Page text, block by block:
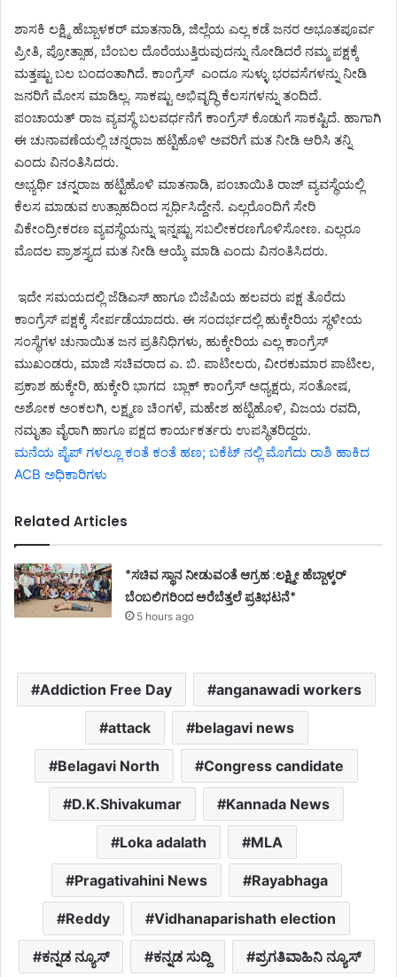
ಶಾಸಕಿ ಲಕ್ಷ್ಮಿ ಹೆಬ್ಬಾಳಕರ್ ಮಾತನಾಡಿ, ಜಿಲ್ಲೆಯ ಎಲ್ಲ ಕಡೆ ಜನರ ಅಭೂತಪೂರ್ವ
ಪ್ರೀತಿ, ಪ್ರೋತ್ಸಾಹ, ಬೆಂಬಲ ದೊರೆಯುತ್ತಿರುವದನ್ನು ನೋಡಿದರೆ ನಮ್ಮ ಪಕ್ಷಕ್ಕೆ
ಮತ್ತಷ್ಟು ಬಲ ಬಂದಂತಾಗಿದೆ. ಕಾಂಗ್ರೆಸ್ ಎಂದೂ ಸುಳ್ಳು ಭರವಸೆಗಳನ್ನು ನೀಡಿ
ಜನರಿಗೆ ಮೋಸ ಮಾಡಿಲ್ಲ. ಸಾಕಷ್ಟು ಅಭಿವೃದ್ಧಿ ಕೆಲಸಗಳನ್ನು ತಂದಿದೆ.
ಪಂಚಾಯತ್ ರಾಜ ವ್ಯವಸ್ಥೆ ಬಲವರ್ಧನೆಗೆ ಕಾಂಗ್ರೆಸ್ ಕೊಡುಗೆ ಸಾಕಷ್ಟಿದೆ. ಹಾಗಾಗಿ
ಈ ಚುನಾವಣೆಯಲ್ಲಿ ಚನ್ನರಾಜ ಹಟ್ಟಿಹೊಳಿ ಅವರಿಗೆ ಮತ ನೀಡಿ ಆರಿಸಿ ತನ್ನಿ
ಎಂದು ವಿನಂತಿಸಿದರು.
ಅಭ್ಯರ್ಥಿ ಚನ್ನರಾಜ ಹಟ್ಟಿಹೊಳಿ ಮಾತನಾಡಿ, ಪಂಚಾಯಿತಿ ರಾಜ್ ವ್ಯವಸ್ಥೆಯಲ್ಲಿ
ಕೆಲಸ ಮಾಡುವ ಉತ್ಸಾಹದಿಂದ ಸ್ಪರ್ಧಿಸಿದ್ದೇನೆ. ಎಲ್ಲರೊಂದಿಗೆ ಸೇರಿ
ವಿಕೇಂದ್ರೀಕರಣ ವ್ಯವಸ್ಥೆಯನ್ನು ಇನ್ನಷ್ಟು ಸಬಲೀಕರಣಗೊಳಿಸೋಣ. ಎಲ್ಲರೂ
ಮೊದಲ ಪ್ರಾಶಸ್ತ್ಯದ ಮತ ನೀಡಿ ಆಯ್ಕೆ ಮಾಡಿ ಎಂದು ವಿನಂತಿಸಿದರು.
ಇದೇ ಸಮಯದಲ್ಲಿ ಜೆಡಿಎಸ್ ಹಾಗೂ ಬಿಜೆಪಿಯ ಹಲವರು ಪಕ್ಷ ತೊರೆದು
ಕಾಂಗ್ರೆಸ್ ಪಕ್ಷಕ್ಕೆ ಸೇರ್ಪಡೆಯಾದರು. ಈ ಸಂದರ್ಭದಲ್ಲಿ ಹುಕ್ಕೇರಿಯ ಸ್ಥಳೀಯ
ಸಂಸ್ಥೆಗಳ ಚುನಾಯಿತ ಜನ ಪ್ರತಿನಿಧಿಗಳು, ಹುಕ್ಕೇರಿಯ ಎಲ್ಲ ಕಾಂಗ್ರೆಸ್
ಮುಖಂಡರು, ಮಾಜಿ ಸಚಿವರಾದ ಎ. ಬಿ. ಪಾಟೀಲರು, ವೀರಕುಮಾರ ಪಾಟೀಲ,
ಪ್ರಕಾಶ ಹುಕ್ಕೇರಿ, ಹುಕ್ಕೇರಿ ಭಾಗದ ಬ್ಲಾಕ್ ಕಾಂಗ್ರೆಸ್ ಅಧ್ಯಕ್ಷರು, ಸಂತೋಷ,
ಅಶೋಕ ಅಂಕಲಗಿ, ಲಕ್ಷ್ಮಣ ಚಿಂಗಳೆ, ಮಹೇಶ ಹಟ್ಟಿಹೊಳಿ, ವಿಜಯ ರವದಿ,
ನಮೃತಾ ವೈರಾಗಿ ಹಾಗೂ ಪಕ್ಷದ ಕಾರ್ಯಕರ್ತರು ಉಪಸ್ಥಿತರಿದ್ದರು.
ಮನೆಯ ಪೈಪ್ ಗಳಲ್ಲೂ ಕಂತೆ ಕಂತೆ ಹಣ; ಬಕೆಟ್ ನಲ್ಲಿ ಮೊಗೆದು ರಾಶಿ ಹಾಕಿದ
ACB ಅಧಿಕಾರಿಗಳು
Related Articles
*ಸಚಿವ ಸ್ಥಾನ ನೀಡುವಂತೆ ಆಗ್ರಹ :ಲಕ್ಷ್ಮೀ ಹೆಬ್ಬಾಳ್ಕರ್
ಬೆಂಬಲಿಗರಿಂದ ಅರೆಬೆತ್ತಲೆ ಪ್ರತಿಭಟನೆ*
5 hours ago
Addiction Free Day anganawadi workers
attack belagavi news
Belagavi North Congress candidate
D.K.Shivakumar Kannada News
Loka adalath MLA
Pragativahini News Rayabhaga
Reddy Vidhanaparishath election
ಕನ್ನಡ ನ್ಯೂಸ್ ಕನ್ನಡ ಸುದ್ದಿ ಪ್ರಗತಿವಾಹಿನಿ ನ್ಯೂಸ್